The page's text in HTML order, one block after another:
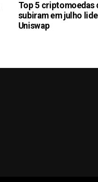
Top 5 criptomoedas
subiram em julho
Uniswap